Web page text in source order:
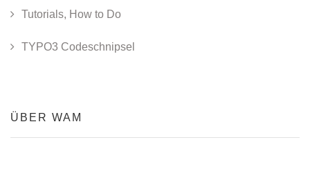
Tutorials, How to Do
TYPO3 Codeschnipsel
ÜBER WAM